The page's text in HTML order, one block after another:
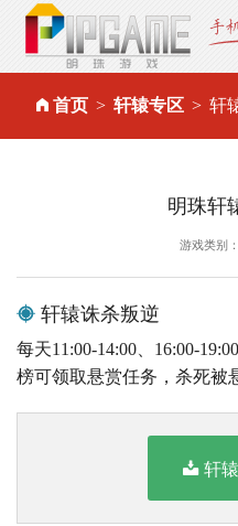
首页 轩辕专区 轩
明珠轩
游戏类别
轩辕诛杀叛逆
每天11:00-14:00、16:00-
榜可领取悬赏任务，杀死被
轩